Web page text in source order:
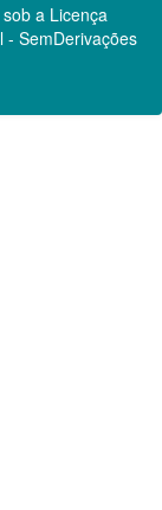
a Licença
SemDerivações